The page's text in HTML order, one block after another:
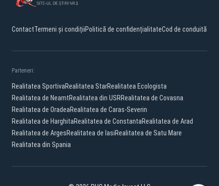
ContactTermeni și condițiiPolitică de confidențialitateCod de conduită
Parteneri:
Realitatea SportivaRealitatea StarRealitatea Ecologista
Realitatea de NeamtRealitatea din USRRealitatea de Covasna
Realitatea de OradeaRealitatea de Caras-Severin
Realitatea de HarghitaRealitatea de ConstantaRealitatea de Arad
Realitatea de ArgesRealitatea de IasiRealitatea de Satu Mare
Realitatea din Spania